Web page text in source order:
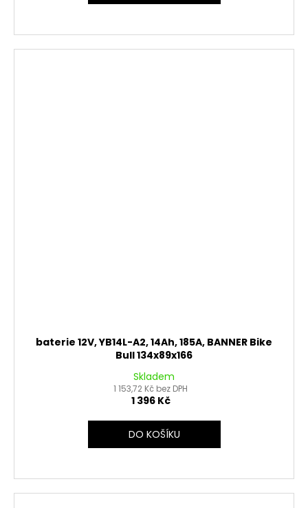
baterie 12V, YB14L-A2, 14Ah, 185A, BANNER Bike
Bull 134x89x166
Skladem
1 153,72 Kč bez DPH
1 396 Kč
DO KOŠÍKU